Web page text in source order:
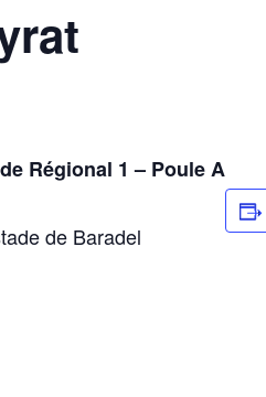
Régional 1 – Poule A
de Baradel